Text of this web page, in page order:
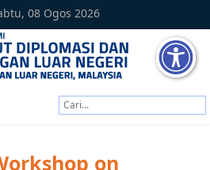
08 Ogos 2026
on